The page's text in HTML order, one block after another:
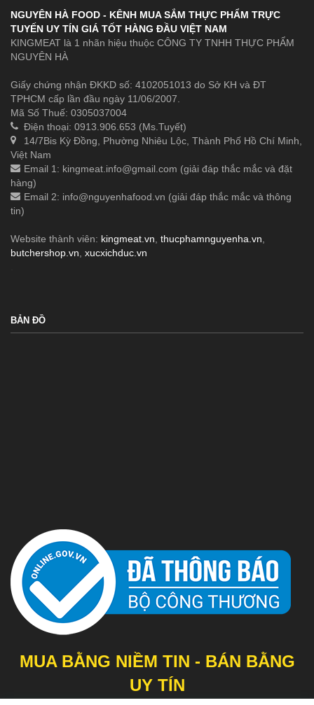
NGUYÊN HÀ FOOD - KÊNH MUA SẮM THỰC PHẨM TRỰC
TUYẾN UY TÍN GIÁ TỐT HÀNG ĐẦU VIỆT NAM
KINGMEAT là 1 nhãn hiệu thuộc CÔNG TY TNHH THỰC PHẨM
NGUYÊN HÀ
Giấy chứng nhận ĐKKD số: 4102051013 do Sở KH và ĐT
TPHCM cấp lần đầu ngày 11/06/2007.
Mã Số Thuế: 0305037004
Điện thoại: 0913.906.653 (Ms.Tuyết)
14/7Bis Kỳ Đồng, Phường Nhiêu Lộc, Thành Phố Hồ Chí Minh,
Việt Nam
Email 1: kingmeat.info@gmail.com (giải đáp thắc mắc và đặt
hàng)
Email 2: info@nguyenhafood.vn (giải đáp thắc mắc và thông
tin)
Website thành viên: kingmeat.vn thucphamnguyenha.vn
butchershop.vn xucxichduc.vn
BẢN ĐỒ
MUA BẰNG NIỀM TIN - BÁN BẰNG
UY TÍN